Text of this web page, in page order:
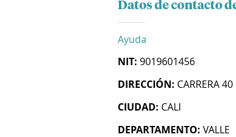
Datos de contacto
Ayuda
NIT: 9019601456
DIRECCIÓN: CARRERA
CIUDAD: CALI
DEPARTAMENTO: VALLE